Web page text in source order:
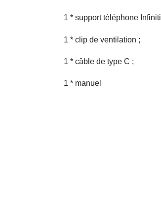
1 * support téléphone Infiniti
1 * clip de ventilation ;
1 * câble de type C ;
1 * manuel